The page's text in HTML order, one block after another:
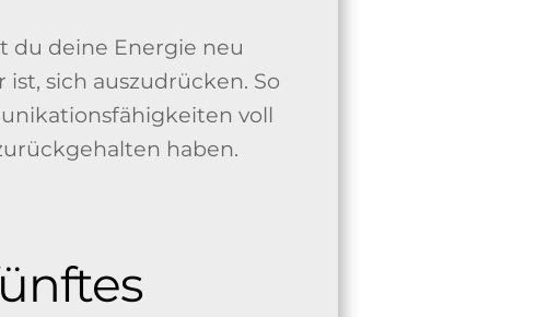
du deine Energie neu
ist, sich auszudrücken. So
voll
haben.